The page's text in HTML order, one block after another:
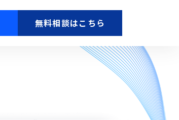
無料相談はこちら